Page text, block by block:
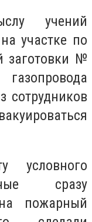
учений
участке по
заготовки №
сотрудников
сразу
пожарный